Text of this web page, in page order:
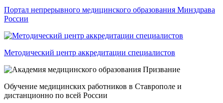
Портал непрерывного медицинского образования Минздрава
России
Методический центр аккредитации специалистов
Обучение медицинских работников в Ставрополе и
дистанционно по всей России